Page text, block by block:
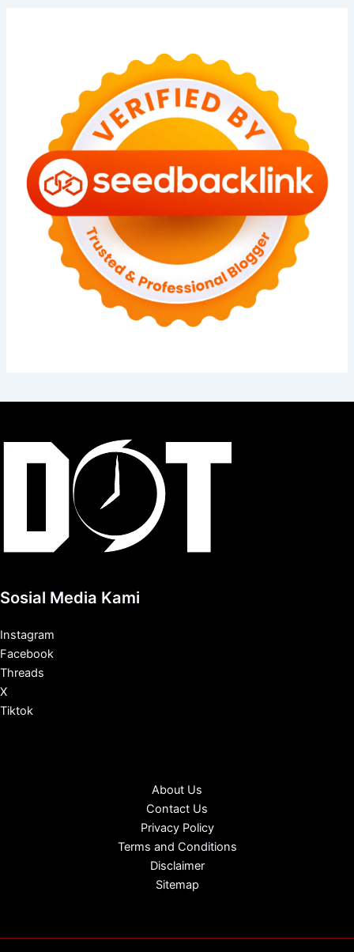
Sosial Media Kami
Instagram
Facebook
Threads
X
Tiktok
About Us
Contact Us
Privacy Policy
Terms and Conditions
Disclaimer
Sitemap